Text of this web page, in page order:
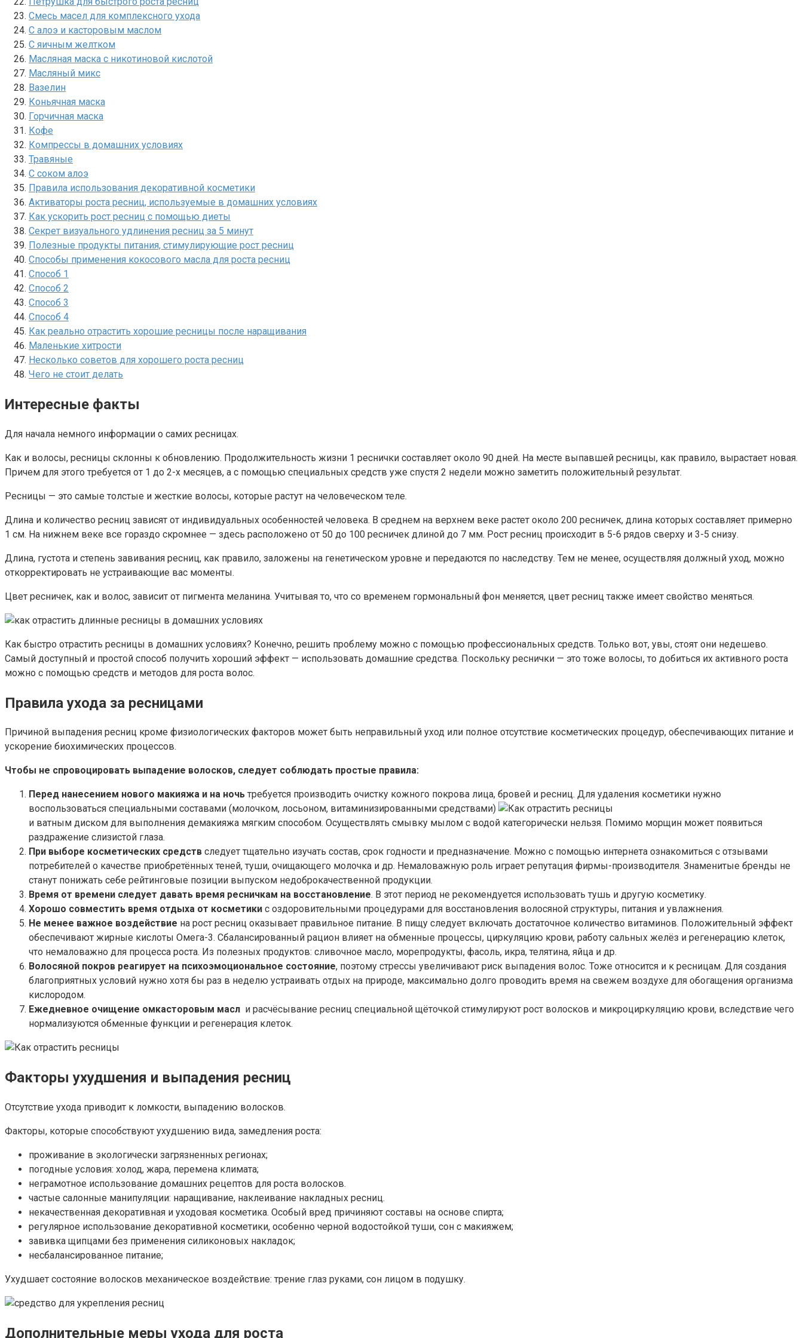
Смесь масел для комплексного ухода
С алоэ и касторовым маслом
С яичным желтком
Масляная маска с никотиновой кислотой
Масляный микс
Вазелин
Коньячная маска
Горчичная маска
Кофе
Компрессы в домашних условиях
Травяные
С соком алоэ
Правила использования декоративной косметики
Активаторы роста ресниц, используемые в домашних условиях
Как ускорить рост ресниц с помощью диеты
Секрет визуального удлинения ресниц за 5 минут
Полезные продукты питания, стимулирующие рост ресниц
Способы применения кокосового масла для роста ресниц
Способ 1
Способ 2
Способ 3
Способ 4
Как реально отрастить хорошие ресницы после наращивания
Маленькие хитрости
Несколько советов для хорошего роста ресниц
Чего не стоит делать
Интересные факты
Для начала немного информации о самих ресницах.
Как и волосы, ресницы склонны к обновлению. Продолжительность жизни 1 реснички составляет около 90 дней. На месте выпавшей ресницы, как правило, вырастает новая.
Причем для этого требуется от 1 до 2-х месяцев, а с помощью специальных средств уже спустя 2 недели можно заметить положительный результат.
Ресницы — это самые толстые и жесткие волосы, которые растут на человеческом теле.
Длина и количество ресниц зависят от индивидуальных особенностей человека. В среднем на верхнем веке растет около 200 ресничек, длина которых составляет примерно
1 см. На нижнем веке все гораздо скромнее — здесь расположено от 50 до 100 ресничек длиной до 7 мм. Рост ресниц происходит в 5-6 рядов сверху и 3-5 снизу.
Длина, густота и степень завивания ресниц, как правило, заложены на генетическом уровне и передаются по наследству. Тем не менее, осуществляя должный уход, можно
откорректировать не устраивающие вас моменты.
Цвет ресничек, как и волос, зависит от пигмента меланина. Учитывая то, что со временем гормональный фон меняется, цвет ресниц также имеет свойство меняться.
Как быстро отрастить ресницы в домашних условиях? Конечно, решить проблему можно с помощью профессиональных средств. Только вот, увы, стоят они недешево.
Самый доступный и простой способ получить хороший эффект — использовать домашние средства. Поскольку реснички — это тоже волосы, то добиться их активного роста
можно с помощью средств и методов для роста волос.
Правила ухода за ресницами
Причиной выпадения ресниц кроме физиологических факторов может быть неправильный уход или полное отсутствие косметических процедур, обеспечивающих питание и
ускорение биохимических процессов.
Чтобы не спровоцировать выпадение волосков, следует соблюдать простые правила:
Перед нанесением нового макияжа и на ночь требуется производить очистку кожного покрова лица, бровей и ресниц. Для удаления косметики нужно
воспользоваться специальными составами (молочком, лосьоном, витаминизированными средствами)
и ватным диском для выполнения демакияжа мягким способом. Осуществлять смывку мылом с водой категорически нельзя. Помимо морщин может появиться
раздражение слизистой глаза.
При выборе косметических средств следует тщательно изучать состав, срок годности и предназначение. Можно с помощью интернета ознакомиться с отзывами
потребителей о качестве приобретённых теней, туши, очищающего молочка и др. Немаловажную роль играет репутация фирмы-производителя. Знаменитые бренды не
станут понижать себе рейтинговые позиции выпуском недоброкачественной продукции.
Время от времени следует давать время ресничкам на восстановление. В этот период не рекомендуется использовать тушь и другую косметику.
Хорошо совместить время отдыха от косметики с оздоровительными процедурами для восстановления волосяной структуры, питания и увлажнения.
Не менее важное воздействие на рост ресниц оказывает правильное питание. В пищу следует включать достаточное количество витаминов. Положительный эффект
обеспечивают жирные кислоты Омега-3. Сбалансированный рацион влияет на обменные процессы, циркуляцию крови, работу сальных желёз и регенерацию клеток,
что немаловажно для процесса роста. Из полезных продуктов: сливочное масло, морепродукты, фасоль, икра, телятина, яйца и др.
Волосяной покров реагирует на психоэмоциональное состояние, поэтому стрессы увеличивают риск выпадения волос. Тоже относится и к ресницам. Для создания
благоприятных условий нужно хотя бы раз в неделю устраивать отдых на природе, максимально долго проводить время на свежем воздухе для обогащения организма
кислородом.
Ежедневное очищение омкасторовым масл и расчёсывание ресниц специальной щёточкой стимулируют рост волосков и микроциркуляцию крови, вследствие чего
нормализуются обменные функции и регенерация клеток.
Факторы ухудшения и выпадения ресниц
Отсутствие ухода приводит к ломкости, выпадению волосков.
Факторы, которые способствуют ухудшению вида, замедления роста:
проживание в экологически загрязненных регионах;
погодные условия: холод, жара, перемена климата;
неграмотное использование домашних рецептов для роста волосков.
частые салонные манипуляции: наращивание, наклеивание накладных ресниц.
некачественная декоративная и уходовая косметика. Особый вред причиняют составы на основе спирта;
регулярное использование декоративной косметики, особенно черной водостойкой туши, сон с макияжем;
завивка щипцами без применения силиконовых накладок;
несбалансированное питание;
Ухудшает состояние волосков механическое воздействие: трение глаз руками, сон лицом в подушку.
Дополнительные меры ухода для роста